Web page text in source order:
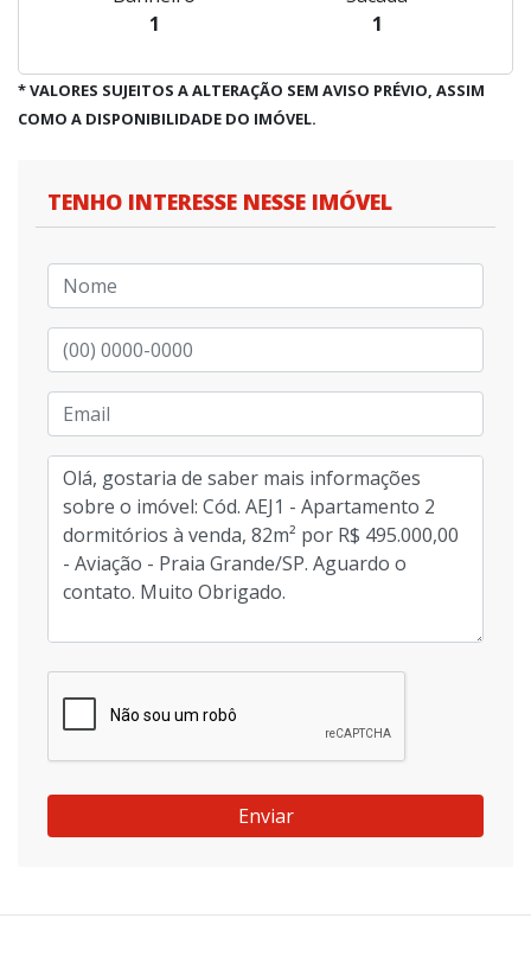
1
1
* VALORES SUJEITOS A ALTERAÇÃO SEM AVISO PRÉVIO, ASSIM
COMO A DISPONIBILIDADE DO IMÓVEL.
TENHO INTERESSE NESSE IMÓVEL
Enviar